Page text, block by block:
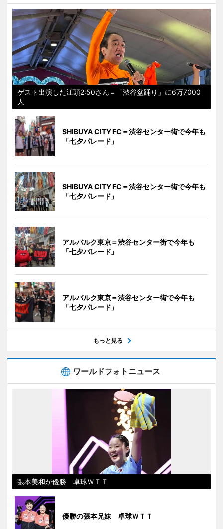
ゲスト出演した江頭2:50さん＝「渋谷盆踊り」に6万7000
人
SHIBUYA CITY FC＝渋谷センター街で今年も
「七夕パレード」
SHIBUYA CITY FC＝渋谷センター街で今年も
「七夕パレード」
アルバルク東京＝渋谷センター街で今年も
「七夕パレード」
アルバルク東京＝渋谷センター街で今年も
「七夕パレード」
もっと見る
ワールドフォトニュース
張本美和が優勝 卓球ＷＴＴ
優勝の張本兄妹 卓球ＷＴＴ